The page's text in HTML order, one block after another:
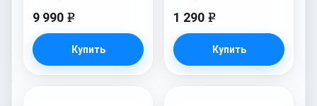
9 990 e
Купить
1 290 e
Купить